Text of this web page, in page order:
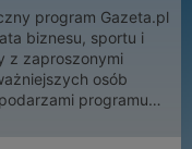
program Gazeta.pl
biznesu, sportu i
z zaproszonymi
osób
programu
i Tomasz